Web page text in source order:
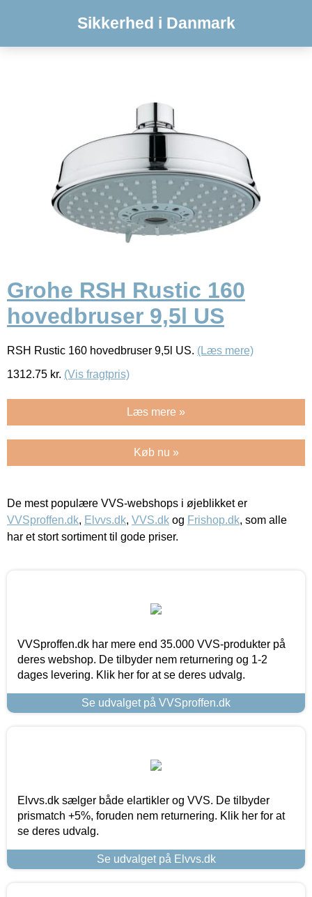
Sikkerhed i Danmark
Grohe RSH Rustic 160
hovedbruser 9,5l US
RSH Rustic 160 hovedbruser 9,5l US. (Læs mere)
1312.75 kr. (Vis fragtpris)
Læs mere »
Køb nu »
De mest populære VVS-webshops i øjeblikket er
VVSproffen.dk, Elvvs.dk, VVS.dk og Frishop.dk, som alle
har et stort sortiment til gode priser.
VVSproffen.dk har mere end 35.000 VVS-produkter på
deres webshop. De tilbyder nem returnering og 1-2
dages levering. Klik her for at se deres udvalg.
Se udvalget på VVSproffen.dk
Elvvs.dk sælger både elartikler og VVS. De tilbyder
prismatch +5%, foruden nem returnering. Klik her for at
se deres udvalg.
Se udvalget på Elvvs.dk